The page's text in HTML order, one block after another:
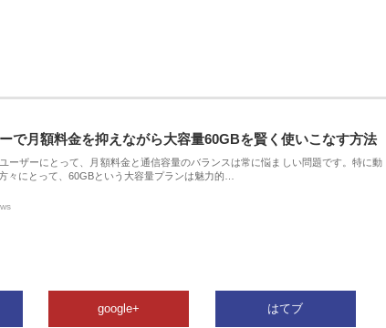
で月額料金を抑えながら大容量60GBを賢く使いこなす方法
ーザーにとって、月額料金と通信容量のバランスは常に悩ましい問題です。特に動
々にとって、60GBという大容量プランは魅力的…
google+ はてブ